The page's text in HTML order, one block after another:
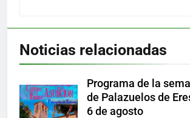
Noticias relacionadas
Programa de la
de Palazuelos de
6 de agosto